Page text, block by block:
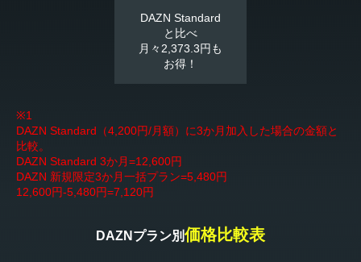
DAZN Standard
と比べ
月々2,373.3円も
お得！
※1
DAZN Standard（4,200円/月額）に3か月加入した場合の金額と
比較。
DAZN Standard 3か月=12,600円
DAZN 新規限定3か月一括プラン=5,480円
12,600円-5,480円=7,120円
DAZNプラン別価格比較表